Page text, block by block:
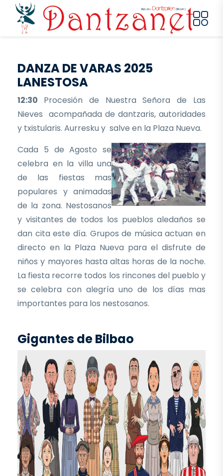
Pasar al contenido principal
DANZA DE VARAS 2025
LANESTOSA
12:30 Procesión de Nuestra Señora de Las
Nieves acompañada de dantzaris, autoridades
y txistularis. Aurresku y salve en la Plaza Nueva.
Cada 5 de Agosto se
celebra en la villa una
de las fiestas mas
populares y animadas
de la zona. Nestosanos
y visitantes de todos los pueblos aledaños se
dan cita este día. Grupos de música actuan en
directo en la Plaza Nueva para el disfrute de
niños y mayores hasta altas horas de la noche.
La fiesta recorre todos los rincones del pueblo y
se celebra con alegría uno de los días mas
importantes para los nestosanos.
Gigantes de Bilbao